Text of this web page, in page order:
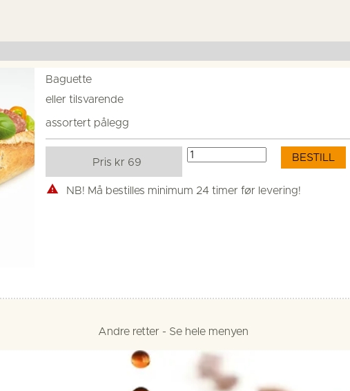
Baguette
eller tilsvarende
assortert pålegg
Pris kr 69
NB! Må bestilles minimum 24 timer før levering!
Andre retter - Se hele menyen